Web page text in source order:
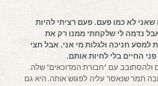
לא כמו פעם. פעם רציתי להיות
נדמה לי שלקחתי ממנו רק את
חניכה ולגלות מי אני, אבל חצי
החיים בלי לחיות אותם.
ולהסתובב עם "חבורת המדוכאים" שלה.
תמר שנאסר עליה לפגוש אותה. היא גם